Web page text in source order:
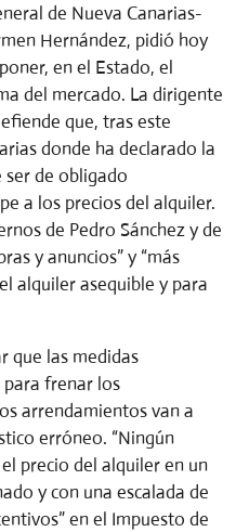
de Nueva Canarias-
Hernández, pidió hoy
en el Estado, el
del mercado. La dirigente
que, tras este
donde ha declarado la
de obligado
a los precios del alquiler.
de Pedro Sánchez y de
y anuncios” y “más
alquiler asequible y para
que las medidas
para frenar los
arrendamientos van a
erróneo. “Ningún
precio del alquiler en un
y con una escalada de
en el Impuesto de